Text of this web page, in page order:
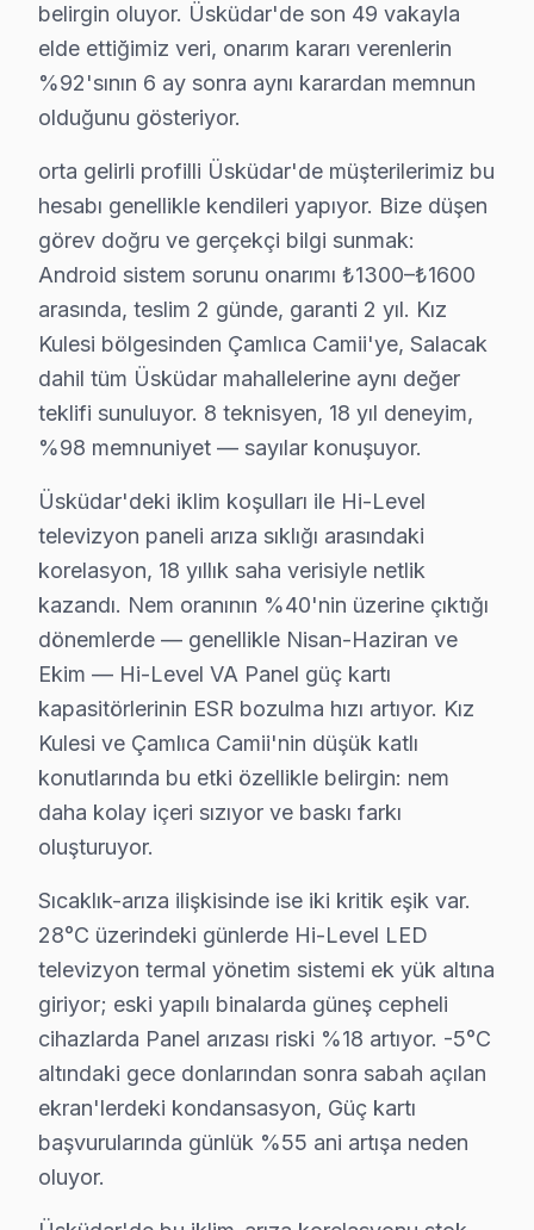
Üsküdar bölgesinden gelen Hi-Level televizyonlarda
1. Ekran Arka Işığı Sorunu
Fiziksel Belirti:
Ekranda görüntü yok, ses geliyor.
Neden:Genellikle LED panellerin arka
Fiyat:₺800 - ₺1,200.
Etkilenen Modeller:
HL-40FT530, HL-55XT700.
2. Güç Kaynağı Arızası
Fiziksel Belirti: televizyon açılmıyor ya da
Güç kartındaki bileşenlerin arızalanması,
Fiyat:₺600 - ₺900.
3. Anakart Problemleri
Fiziksel Belirti: Televizyon yanıt vermiyor, uzaktan
Neden:Anakartın chip setinde zayıf bileşenler
₺700 - ₺1,000.
Etkilenen Modeller:HL-40FT530, HL-50XT600.
4. Panel Sorunları
Ekranda çizgiler ya da kararmalar.
Neden:
Etkilenen Modeller:
HL-55XT700, HL-60XT800.
5. Yazılım Hataları
Fiziksel Belirti:Uygulamaların açılmaması ya da
Yazılım güncellemelerinin düzgün
Fiyat:₺300 - ₺500 (Yazılım güncellemesi dahil).
Etkilenen Modeller:HL-43XT600, HL-50XT700.
Bu sorunlarla karşılaşmamanız için, Hi-Level
belirgin oluyor. Üsküdar'de son 49 vakayla
elde ettiğimiz veri, onarım kararı verenlerin
%92'sının 6 ay sonra aynı karardan memnun
olduğunu gösteriyor.
orta gelirli profilli Üsküdar'de müşterilerimiz bu
hesabı genellikle kendileri yapıyor. Bize düşen
görev doğru ve gerçekçi bilgi sunmak:
Android sistem sorunu onarımı ₺1300–₺1600
arasında, teslim 2 günde, garanti 2 yıl. Kız
Kulesi bölgesinden Çamlıca Camii'ye, Salacak
dahil tüm Üsküdar mahallelerine aynı değer
teklifi sunuluyor. 8 teknisyen, 18 yıl deneyim,
%98 memnuniyet — sayılar konuşuyor.
Üsküdar'deki iklim koşulları ile Hi-Level
televizyon paneli arıza sıklığı arasındaki
korelasyon, 18 yıllık saha verisiyle netlik
kazandı. Nem oranının %40'nin üzerine çıktığı
dönemlerde — genellikle Nisan-Haziran ve
Ekim — Hi-Level VA Panel güç kartı
kapasitörlerinin ESR bozulma hızı artıyor. Kız
Kulesi ve Çamlıca Camii'nin düşük katlı
konutlarında bu etki özellikle belirgin: nem
daha kolay içeri sızıyor ve baskı farkı
oluşturuyor.
Sıcaklık-arıza ilişkisinde ise iki kritik eşik var.
28°C üzerindeki günlerde Hi-Level LED
televizyon termal yönetim sistemi ek yük altına
giriyor; eski yapılı binalarda güneş cepheli
cihazlarda Panel arızası riski %18 artıyor. -5°C
altındaki gece donlarından sonra sabah açılan
ekran'lerdeki kondansasyon, Güç kartı
başvurularında günlük %55 ani artışa neden
oluyor.